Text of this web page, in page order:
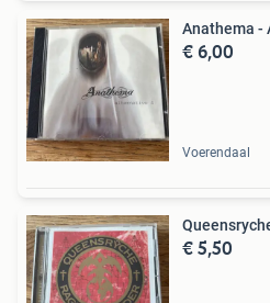
Anathema -
€ 6,00
Voerendaal
€ 5,50